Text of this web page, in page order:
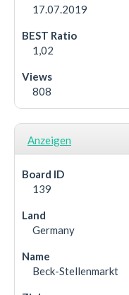
17.07.2019
1,02
808
Anzeigen
139
Germany
Beck-Stellenmarkt